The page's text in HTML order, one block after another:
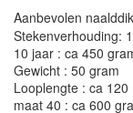
Aanbevolen
Stekenverhouding:
10 jaar : ca 450
Gewicht : 50 gram
Looplengte : ca 120
maat 40 : ca 600